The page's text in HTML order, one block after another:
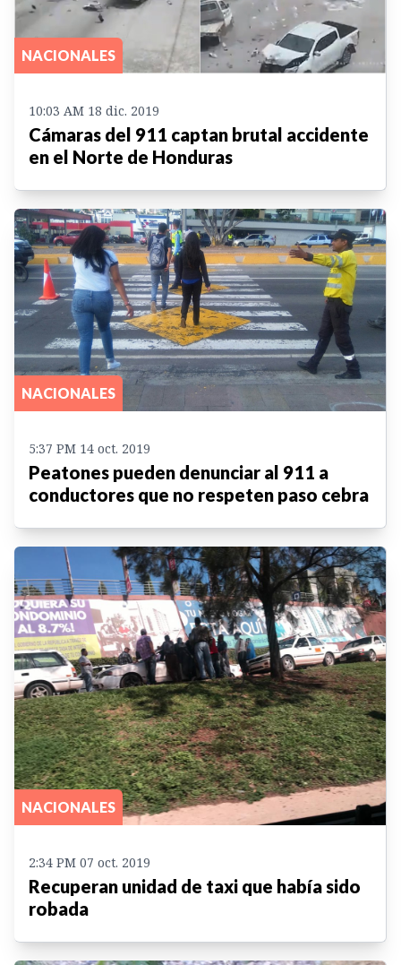
NACIONALES
10:03 AM 18 dic. 2019
Cámaras del 911 captan brutal accidente
en el Norte de Honduras
NACIONALES
5:37 PM 14 oct. 2019
Peatones pueden denunciar al 911 a
conductores que no respeten paso cebra
NACIONALES
2:34 PM 07 oct. 2019
Recuperan unidad de taxi que había sido
robada